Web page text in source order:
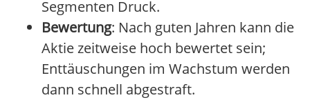
Segmenten Druck.
Bewertung: Nach guten Jahren kann die
Aktie zeitweise hoch bewertet sein;
Enttäuschungen im Wachstum werden
dann schnell abgestraft.